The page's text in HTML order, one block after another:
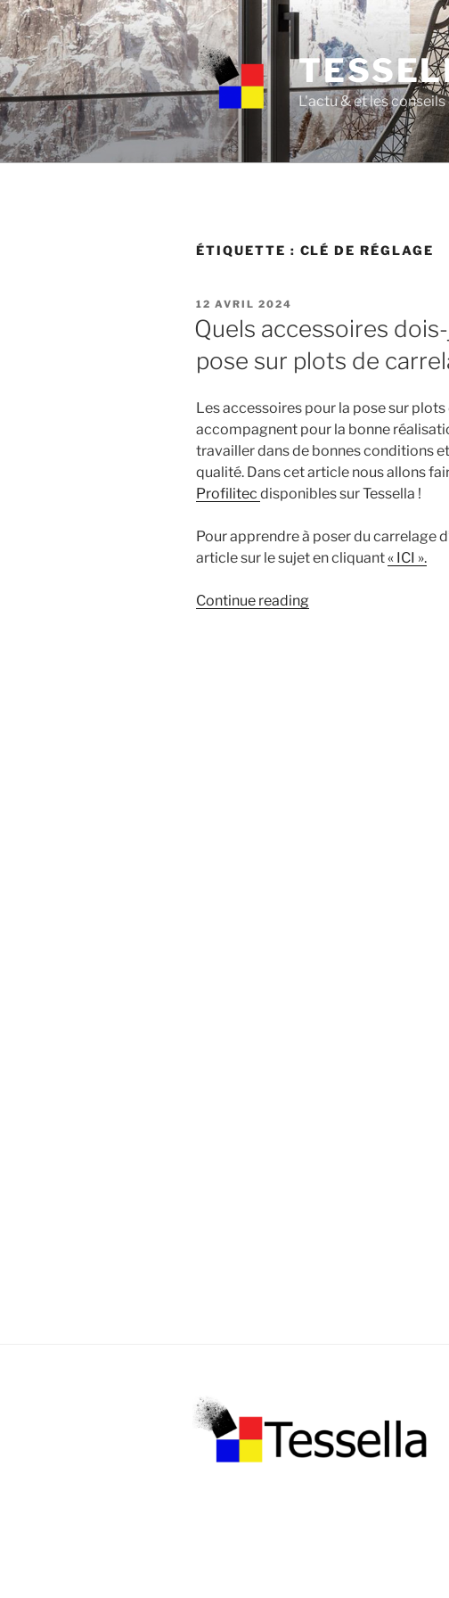
Skip
to
content
L'actu & et les
ÉTIQUETTE : CLÉ DE RÉGLAGE
POSTED
ON
12 AVRIL 2024
Quels accessoires
pose sur plots de
Les accessoires pour la pose sur
accompagnent pour la bonne
travailler dans de bonnes conditions
qualité. Dans cet article nous allons
Profilitec disponibles sur Tessella !
Pour apprendre à poser du carrelage
article sur le sujet en cliquant« ICI ».
Continue reading« Quels